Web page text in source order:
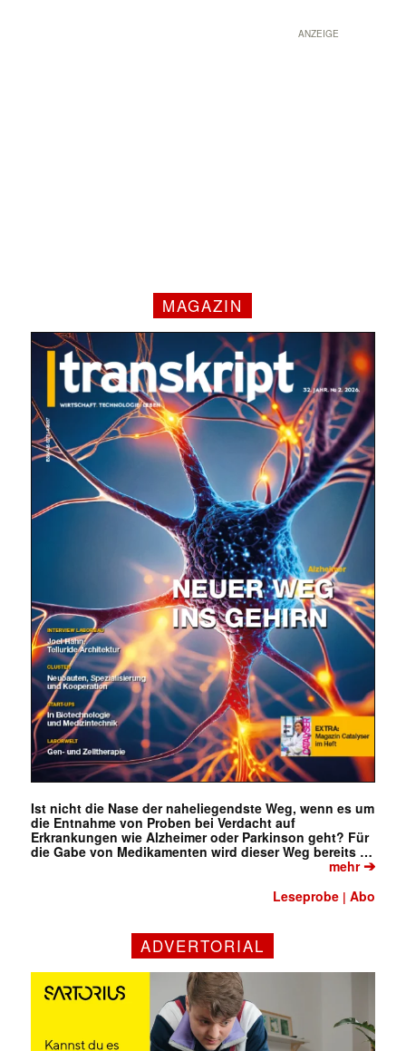
ANZEIGE
MAGAZIN
Ist nicht die Nase der naheliegendste Weg, wenn es um
die Entnahme von Proben bei Verdacht auf
Erkrankungen wie Alzheimer oder Parkinson geht? Für
die Gabe von Medikamenten wird dieser Weg bereits …
mehr➔
Leseprobe |Abo
ADVERTORIAL